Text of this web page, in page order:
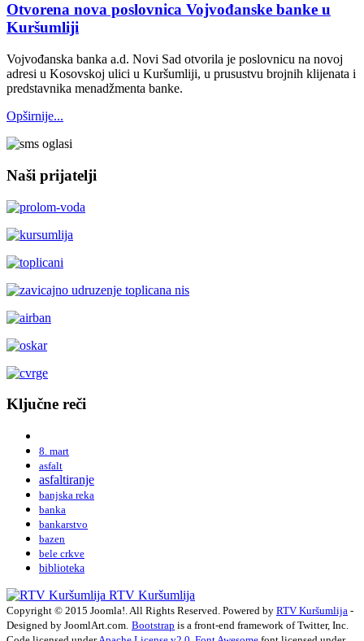
Otvorena nova poslovnica Vojvođanske banke u
Kuršumliji
Vojvođanska banka a.d. Novi Sad otvorila je poslovnicu na novoj
adresi u Kosovskoj ulici u Kuršumliji, u prusustvu brojnih klijenata i
predstavnika menadžmenta banke.
Opširnije...
Naši prijatelji
Ključne reči
8. mart
asfalt
asfaltiranje
banjska reka
banka
bankarstvo
bazen
bele crkve
biblioteka
RTV Kuršumlija
Copyright © 2015 Joomla!. All Rights Reserved. Powered by RTV Kuršumlija -
Designed by JoomlArt.com. Bootstrap is a front-end framework of Twitter, Inc.